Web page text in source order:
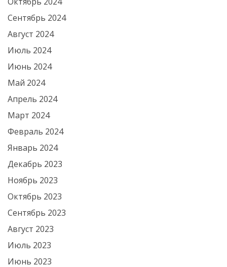
Сентябрь 2024
Август 2024
Июль 2024
Июнь 2024
Май 2024
Апрель 2024
Март 2024
Февраль 2024
Январь 2024
Декабрь 2023
Ноябрь 2023
Октябрь 2023
Сентябрь 2023
Август 2023
Июль 2023
Июнь 2023